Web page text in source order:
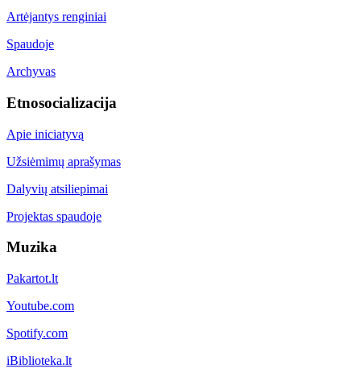
Artėjantys renginiai
Spaudoje
Archyvas
Etnosocializacija
Apie iniciatyvą
Užsiėmimų aprašymas
Dalyvių atsiliepimai
Projektas spaudoje
Muzika
Pakartot.lt
Youtube.com
Spotify.com
iBiblioteka.lt